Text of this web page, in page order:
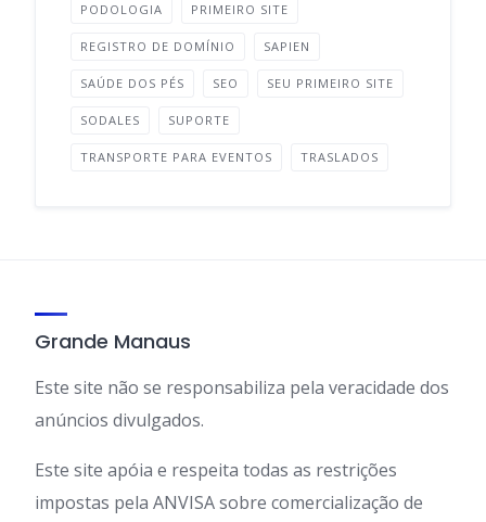
PODOLOGIA PRIMEIRO SITE
REGISTRO DE DOMÍNIO SAPIEN
SAÚDE DOS PÉS SEO SEU PRIMEIRO SITE
SODALES SUPORTE
TRANSPORTE PARA EVENTOS TRASLADOS
Grande Manaus
Este site não se responsabiliza pela veracidade dos
anúncios divulgados.
Este site apóia e respeita todas as restrições
impostas pela ANVISA sobre comercialização de